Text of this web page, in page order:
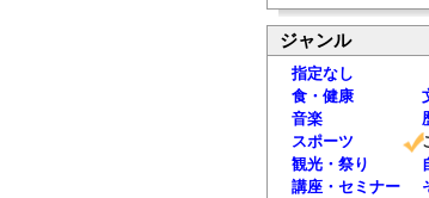
ジャンル
指定なし
食・健康
音楽
スポーツ
観光・祭り
講座・セミナー